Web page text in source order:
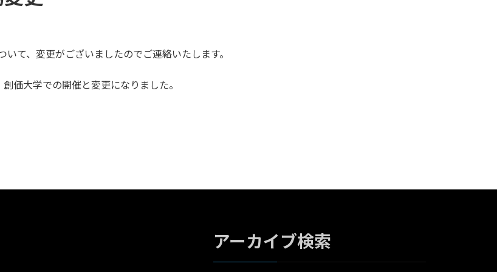
て、変更がございましたのでご連絡いたします。
価大学での開催と変更になりました。
アーカイブ検索